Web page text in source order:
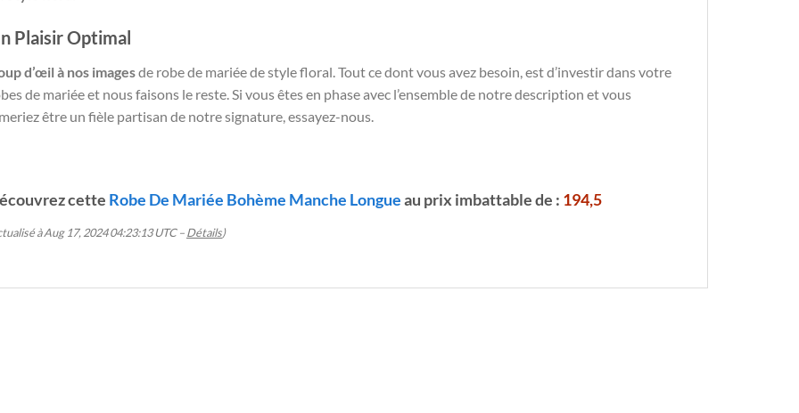
Plaisir Optimal
d’œil à nos imagesde robe de mariée de style floral. Tout ce dont vous avez besoin, est d’investir dans votre
de mariée et nous faisons le reste. Si vous êtes en phase avec l’ensemble de notre description et vous
être un fièle partisan de notre signature, essayez-nous.
cette Robe De Mariée Bohème Manche Longueau prix imbattable de : 194,5
à Aug 17, 2024 04:23:13 UTC –Détails)